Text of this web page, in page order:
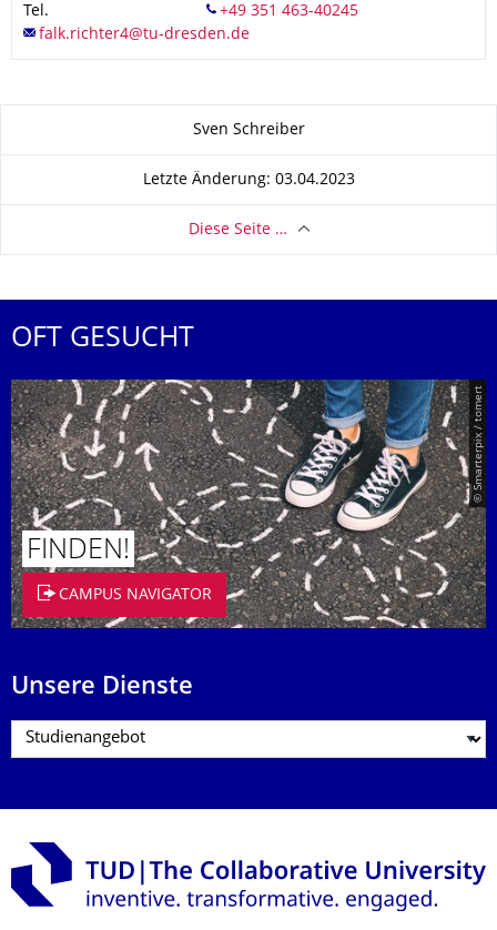
Tel.
Sven Schreiber
Letzte Änderung: 03.04.2023
Diese Seite …
OFT GESUCHT
© Smarterpix / tomert
FINDEN!
CAMPUS NAVIGATOR
Unsere Dienste